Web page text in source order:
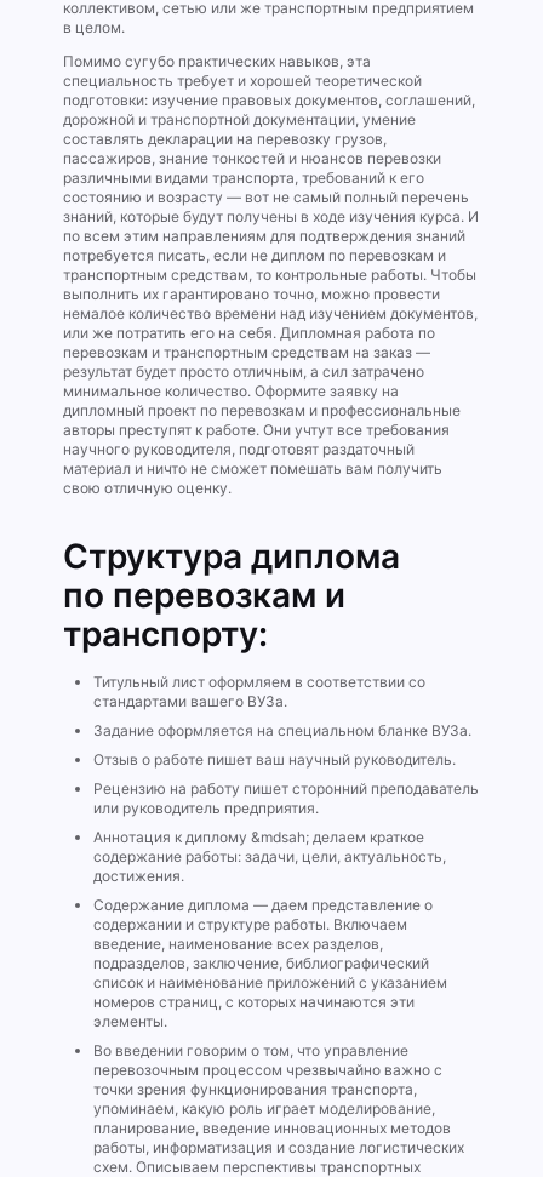
коллективом, сетью или же транспортным предприятием
в целом.
Помимо сугубо практических навыков, эта
специальность требует и хорошей теоретической
подготовки: изучение правовых документов, соглашений,
дорожной и транспортной документации, умение
составлять декларации на перевозку грузов,
пассажиров, знание тонкостей и нюансов перевозки
различными видами транспорта, требований к его
состоянию и возрасту — вот не самый полный перечень
знаний, которые будут получены в ходе изучения курса. И
по всем этим направлениям для подтверждения знаний
потребуется писать, если не диплом по перевозкам и
транспортным средствам, то контрольные работы. Чтобы
выполнить их гарантировано точно, можно провести
немалое количество времени над изучением документов,
или же потратить его на себя. Дипломная работа по
перевозкам и транспортным средствам на заказ —
результат будет просто отличным, а сил затрачено
минимальное количество. Оформите заявку на
дипломный проект по перевозкам и профессиональные
авторы преступят к работе. Они учтут все требования
научного руководителя, подготовят раздаточный
материал и ничто не сможет помешать вам получить
свою отличную оценку.
Структура диплома
по перевозкам и
транспорту:
Титульный лист оформляем в соответствии со
стандартами вашего ВУЗа.
Задание оформляется на специальном бланке ВУЗа.
Отзыв о работе пишет ваш научный руководитель.
Рецензию на работу пишет сторонний преподаватель
или руководитель предприятия.
Аннотация к диплому &mdsah; делаем краткое
содержание работы: задачи, цели, актуальность,
достижения.
Содержание диплома — даем представление о
содержании и структуре работы. Включаем
введение, наименование всех разделов,
подразделов, заключение, библиографический
список и наименование приложений с указанием
номеров страниц, с которых начинаются эти
элементы.
Во введении говорим о том, что управление
перевозочным процессом чрезвычайно важно с
точки зрения функционирования транспорта,
упоминаем, какую роль играет моделирование,
планирование, введение инновационных методов
работы, информатизация и создание логистических
схем. Описываем перспективы транспортных